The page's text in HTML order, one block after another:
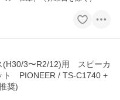
(H30/3〜R2/12)用 スピーカ
ト PIONEER / TS-C1740 +
奨)